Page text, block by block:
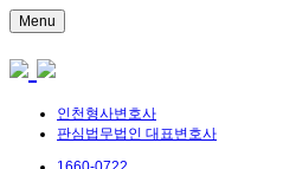
Menu
인천형사변호사
판심법무법인 대표변호사